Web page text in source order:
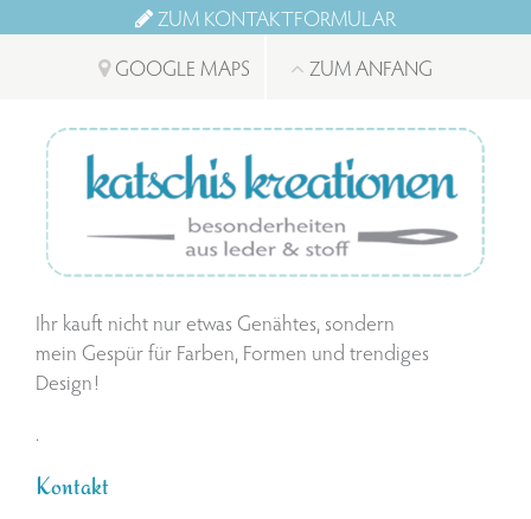
ZUM KONTAKTFORMULAR
GOOGLE MAPS
ZUM ANFANG
Ihr kauft nicht nur etwas Genähtes, sondern
mein Gespür für Farben, Formen und trendiges
Design!
.
Kontakt